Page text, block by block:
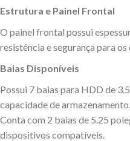
Estrutura e Painel Frontal
O painel frontal possui
resistência e segurança para
Baias Disponíveis
Possui 7 baias para HDD de
capacidade de armazenamento.
Conta com 2 baias de 5.25
dispositivos compatíveis.